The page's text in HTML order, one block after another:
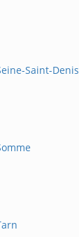
Saint-Denis